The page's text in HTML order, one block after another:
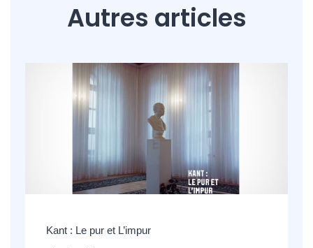
Autres articles
Kant : Le pur et L’impur